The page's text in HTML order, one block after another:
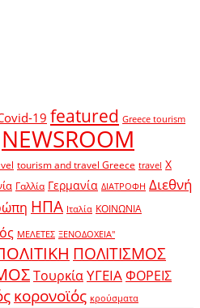
19 featured Greece tourism
NEWSROOM
tourism and travel Greece travel X
Γαλλία Γερμανία ΔΙΑΤΡΟΦΗ Διεθνή
ΗΠΑ Ιταλία ΚΟΙΝΩΝΙΑ
ΜΕΛΕΤΕΣ ΞΕΝΟΔΟΧΕΙΑ"
ΠΟΛΙΤΙΣΜΟΣ
ΤουρκίαΥΓΕΙΑΦΟΡΕΙΣ
κορονοϊός κρούσματα